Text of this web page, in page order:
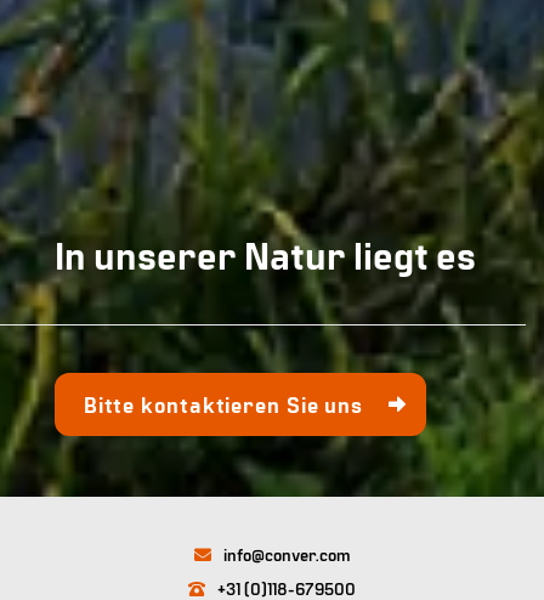
In unserer Natur liegt es
Bitte kontaktieren Sie uns
info@conver.com
+31 (0)118-679500